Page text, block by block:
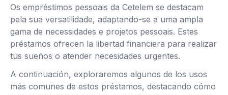
Os empréstimos pessoais da Cetelem se destacam
pela sua versatilidade, adaptando-se a uma ampla
gama de necessidades e projetos pessoais. Estes
préstamos ofrecen la libertad financiera para realizar
tus sueños o atender necesidades urgentes.
A continuación, exploraremos algunos de los usos
más comunes de estos préstamos, destacando cómo